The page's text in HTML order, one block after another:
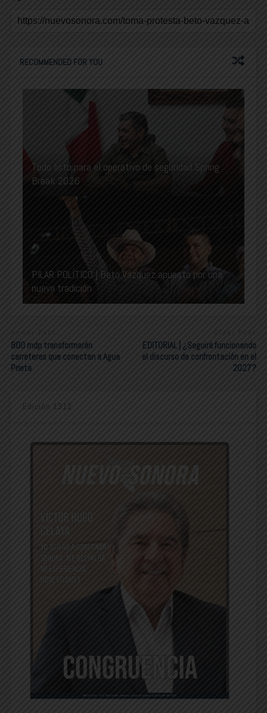
RECOMMENDED FOR YOU
Todo listo para el operativo de seguridad Spring
Break 2026
PILAR POLÍTICO | Beto Vázquez apuesta por una
nueva tradición
Newer Post
800 mdp transformarán
carreteras que conectan a Agua
Prieta
EDITORIAL | ¿Seguirá funcionando
el discurso de confrontación en el
2027?
Edición 1312